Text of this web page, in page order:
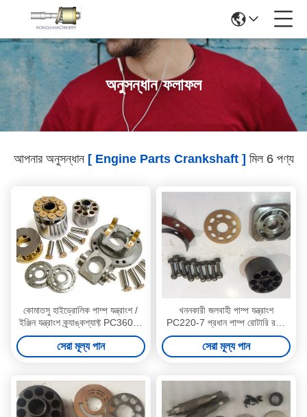
অনুসন্ধান ফলাফল
আপনার অনুসন্ধান [ Engine Parts Crankshaft ] মিল 6 পণ্য
কোমাতসু হাইড্রোলিক পাম্প যন্ত্রাংশ /
ইঞ্জিন যন্ত্রাংশ ক্র্যাঙ্কশ্যাফ্ট PC360-7
মেরামত করুন
সেরা মূল্য পান
খননকারী জলবাহী পাম্প যন্ত্রাংশ
PC220-7 প্রধান পাম্প রোটারি রটার
গ্রুপ সমর্থন
সেরা মূল্য পান